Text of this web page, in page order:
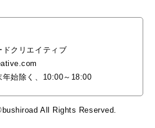
ドクリエイティブ
始除く、10:00～18:00
All Rights Reserved.